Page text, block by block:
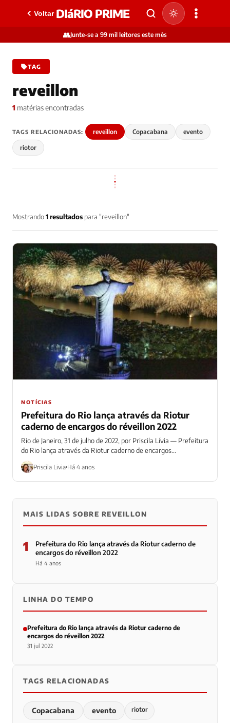
Voltar DIáRIO PRIME
👥Junte-se a 99 mil leitores este mês
TAG
reveillon
1 matérias encontradas
TAGS RELACIONADAS: reveillon Copacabana evento
riotor
Mostrando1 resultados para "reveillon"
NOTÍCIAS
Prefeitura do Rio lança através da Riotur
caderno de encargos do réveillon 2022
Rio de Janeiro, 31 de julho de 2022, por Priscila Lívia — Prefeitura
do Rio lança através da Riotur caderno de encargos...
Priscila Livia Há 4 anos
MAIS LIDAS SOBRE REVEILLON
1
Prefeitura do Rio lança através da Riotur caderno de
encargos do réveillon 2022
Há 4 anos
LINHA DO TEMPO
Prefeitura do Rio lança através da Riotur caderno de
encargos do réveillon 2022
31 jul 2022
TAGS RELACIONADAS
Copacabana evento riotor